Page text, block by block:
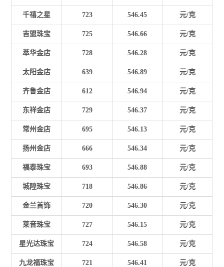
千禧之星 723 546.45 元/克
吉盟珠宝 725 546.66 元/克
萃华金店 728 546.28 元/克
太阳金店 639 546.89 元/克
齐鲁金店 612 546.94 元/克
东祥金店 729 546.37 元/克
常州金店 695 546.13 元/克
扬州金店 666 546.34 元/克
福泰珠宝 693 546.88 元/克
城隍珠宝 718 546.86 元/克
金兰首饰 720 546.30 元/克
莱音珠宝 727 546.15 元/克
星光达珠宝 724 546.58 元/克
九龙福珠宝 721 546.41 元/克